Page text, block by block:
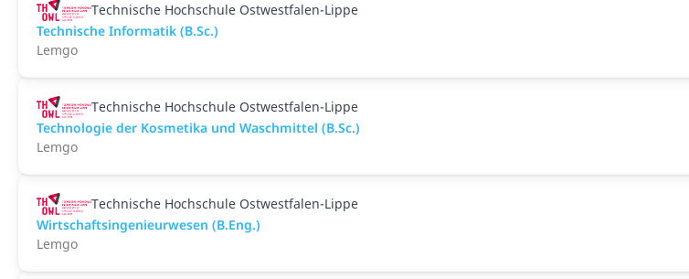
Technische Hochschule Ostwestfalen-Lippe
Technische Informatik (B.Sc.)
Lemgo
Technische Hochschule Ostwestfalen-Lippe
Technologie der Kosmetika und Waschmittel (B.Sc.)
Lemgo
Technische Hochschule Ostwestfalen-Lippe
Wirtschaftsingenieurwesen (B.Eng.)
Lemgo